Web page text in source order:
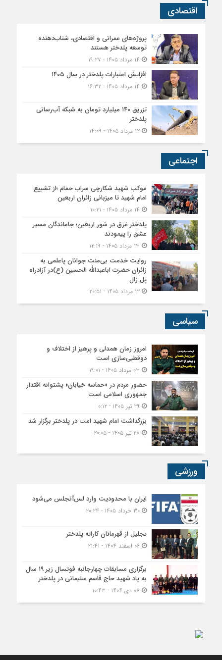
اقتصادی
پروژه‌های عمرانی و اقتصادی، شتاب‌دهنده
توسعه پلدختر هستند
افزایش اعتبارات پلدختر در سال ۱۴۰۵
تزریق ۱۴۰ میلیارد تومان به شبکه آب‌رسانی
پلدختر
۱۲ مرداد ۱۴۰۵ - ۱۴:۰۹
اجتماعی
موکب شهید شکارچی سراب حمام ؛از تشییع
امام شهید تا میزبانی زائران اربعین
پلدختر غرق در شور اربعین؛ جاماندگان مسیر
عشق را پیمودند
روایت خدمت بی‌منت جوانان پاعلمی به
زائران حضرت اباعبدالله الحسین (ع)در آزادراه
پل زال
۱۲ مرداد ۱۴۰۵ - ۲۰:۵۱
سیاسی
امروز زمان همدلی و پرهیز از اختلاف و
دوقطبی‌سازی است
حضور مردم در «حماسه خیابان» پشتوانه اقتدار
جمهوری اسلامی است
بزرگداشت امام شهید امت در پلدختر برگزار شد
ورزشی
ایران با محدودیت وارد لس‌آنجلس می‌شود
۳۰ خرداد ۱۴۰۵ - ۲۰:۲۴
تجلیل از قهرمانان کاراته پلدختر
۰۶ اسفند ۱۴۰۴ - ۲۱:۴۱
برگزاری مسابقات چهارجانبه فوتسال زیر ۱۹ سال
به یاد شهید حاج قاسم سلیمانی در پلدختر